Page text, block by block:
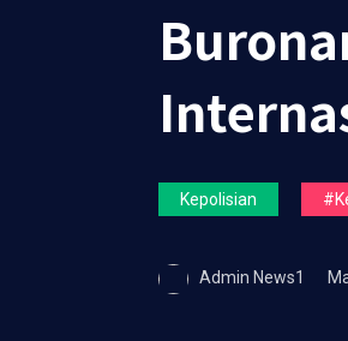
Kepolisian
Admin News1